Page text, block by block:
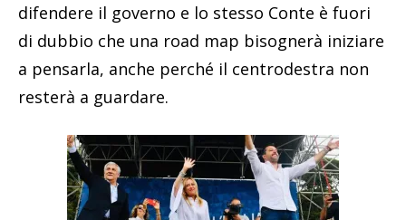
difendere il governo e lo stesso Conte è fuori
di dubbio che una road map bisognerà iniziare
a pensarla, anche perché il centrodestra non
resterà a guardare.